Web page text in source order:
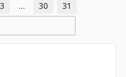
3 … 30
31